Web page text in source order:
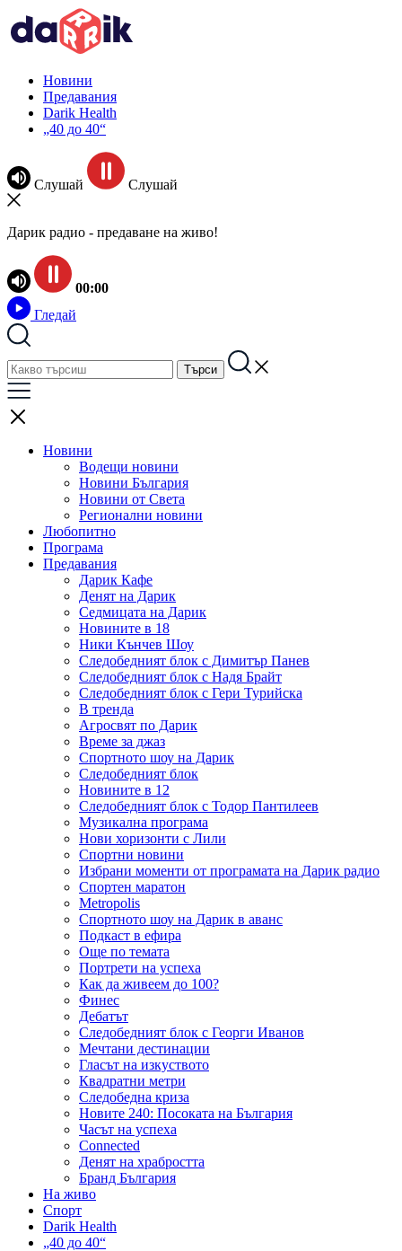
Новини
Предавания
Darik Health
„40 до 40“
Слушай Слушай
Дарик радио - предаване на живо!
00:00
Гледай
Новини
Водещи новини
Новини България
Новини от Света
Регионални новини
Любопитно
Програма
Предавания
Дарик Кафе
Денят на Дарик
Седмицата на Дарик
Новините в 18
Ники Кънчев Шоу
Следобедният блок с Димитър Панев
Следобедният блок с Надя Брайт
Следобедният блок с Гери Турийска
В тренда
Агросвят по Дарик
Време за джаз
Спортното шоу на Дарик
Следобедният блок
Новините в 12
Следобедният блок с Тодор Пантилеев
Музикална програма
Нови хоризонти с Лили
Спортни новини
Избрани моменти от програмата на Дарик радио
Спортен маратон
Metropolis
Спортното шоу на Дарик в аванс
Подкаст в ефира
Още по темата
Портрети на успеха
Как да живеем до 100?
Финес
Дебатът
Следобедният блок с Георги Иванов
Мечтани дестинации
Гласът на изкуството
Квадратни метри
Следобедна криза
Новите 240: Посоката на България
Часът на успеха
Connected
Денят на храбростта
Бранд България
На живо
Спорт
Darik Health
„40 до 40“